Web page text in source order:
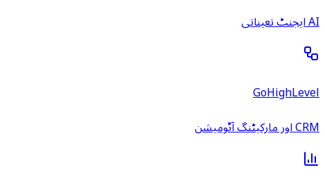
AI ایجنٹ تعیناتی
GoHighLevel
CRM اور مارکیٹنگ آٹومیشن